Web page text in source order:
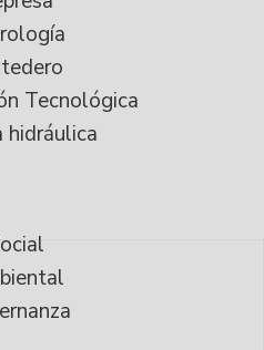
Tecnológica
hidráulica